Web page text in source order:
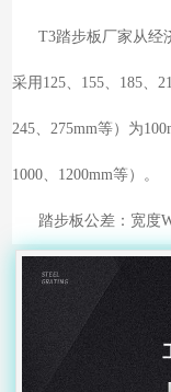
T3踏步板厂家从经
采用125、155、185、
245、275mm等）为
1000、1200mm等）。
踏步板公差：宽度